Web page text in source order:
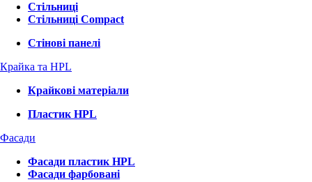
Стільниці
Стільниці Compact
Стінові панелі
Крайка та HPL
Крайкові матеріали
Пластик HPL
Фасади
Фасади пластик HPL
Фасади фарбовані